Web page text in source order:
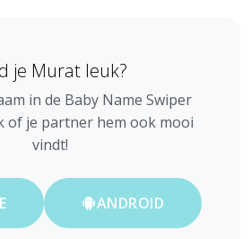
je Murat leuk?
in de Baby Name Swiper
of je partner hem ook mooi
vindt!
ANDROID